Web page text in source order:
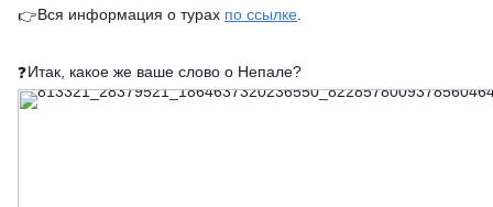
👉Вся информация о турах по ссылке
❓Итак, какое же ваше слово о Непале?